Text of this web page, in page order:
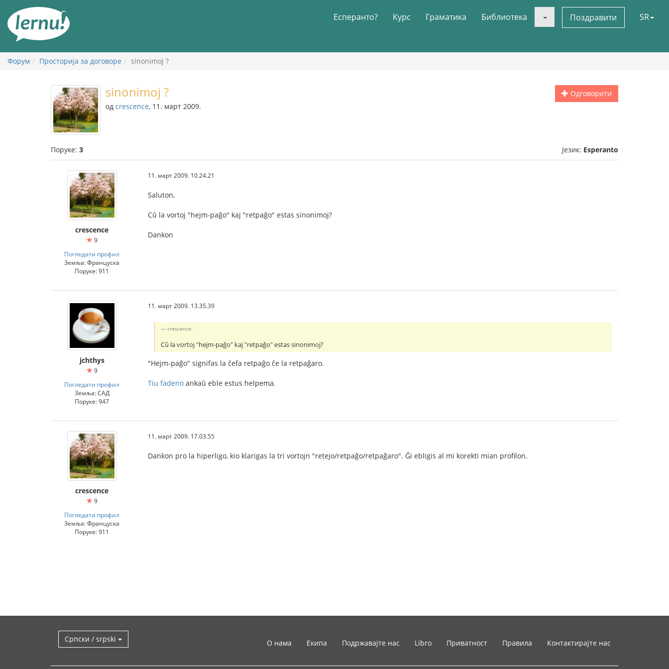
садржају
Есперанто? Курс Граматика Библиотека Поздравити SR
Форум Просторија за договоре sinonimoj ?
Одговорити
sinonimoj ?
од crescence, 11. март 2009.
Поруке: 3 Језик: Esperanto
crescence
9
Погледати профил
Земља: Француска
Поруке: 911
11. март 2009. 10.24.21
Saluton,
Cû la vortoj "hejm-paĝo" kaj "retpaĝo" estas sinonimoj?
Dankon
jchthys
9
Погледати профил
Земља: САД
Поруке: 947
11. март 2009. 13.35.39
crescence:
Cû la vortoj "hejm-paĝo" kaj "retpaĝo" estas sinonimoj?
"Hejm-paĝo" signifas la ĉefa retpaĝo ĉe la retpaĝaro.
Tiu fadeno ankaŭ eble estus helpema.
crescence
9
Погледати профил
Земља: Француска
Поруке: 911
11. март 2009. 17.03.55
Dankon pro la hiperligo, kio klarigas la tri vortojn "retejo/retpaĝo/retpaĝaro". Ĝi ebligis al mi korekti mian profilon.
Српски / srpski О нама Екипа Подржавајте нас Libro Приватност Правила Контактирајте нас